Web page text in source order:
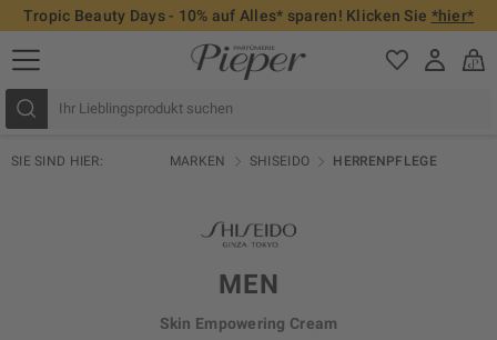
Tropic Beauty Days - 10% auf Alles* sparen! Klicken Sie *hier*
SIE SIND HIER: MARKEN SHISEIDO HERRENPFLEGE
MEN
Skin Empowering Cream